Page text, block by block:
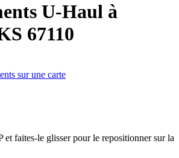
U-Haul à
67110
sur une carte
et faites-le glisser pour le repositionner sur la